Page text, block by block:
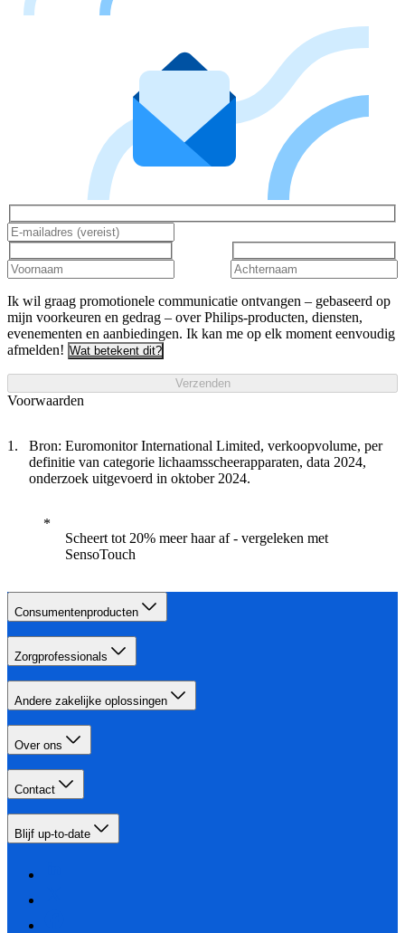
Ik wil graag promotionele communicatie ontvangen – gebaseerd op
mijn voorkeuren en gedrag – over Philips-producten, diensten,
evenementen en aanbiedingen. Ik kan me op elk moment eenvoudig
afmelden! Wat betekent dit?
Verzenden
Voorwaarden
Bron: Euromonitor International Limited, verkoopvolume, per
definitie van categorie lichaamsscheerapparaten, data 2024,
onderzoek uitgevoerd in oktober 2024.
Scheert tot 20% meer haar af - vergeleken met
SensoTouch
Consumentenproducten
Zorgprofessionals
Andere zakelijke oplossingen
Over ons
Contact
Blijf up-to-date